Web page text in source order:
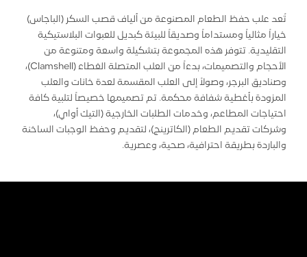
تُعد علب حفظ الطعام المصنوعة من ألياف قصب السكر (الباجاس)
خياراً مثالياً ومستداماً وصديقاً للبيئة كبديل للعبوات البلاستيكية
التقليدية. تتوفر هذه المجموعة بتشكيلة واسعة ومتنوعة من
الأحجام والتصميمات، بدءاً من العلب المتصلة الغطاء (Clamshell)،
وصناديق البرجر، وصولاً إلى العلب المقسمة لعدة خانات والعلب
المزودة بأغطية شفافة محكمة. تم تصميمها خصيصاً لتلبية كافة
احتياجات المطاعم، وخدمات الطلبات الخارجية (التيك أواي)،
وشركات تقديم الطعام (الكاترينج)، لتقديم وحفظ الوجبات الساخنة
والباردة بطريقة احترافية، صحية، وعصرية.